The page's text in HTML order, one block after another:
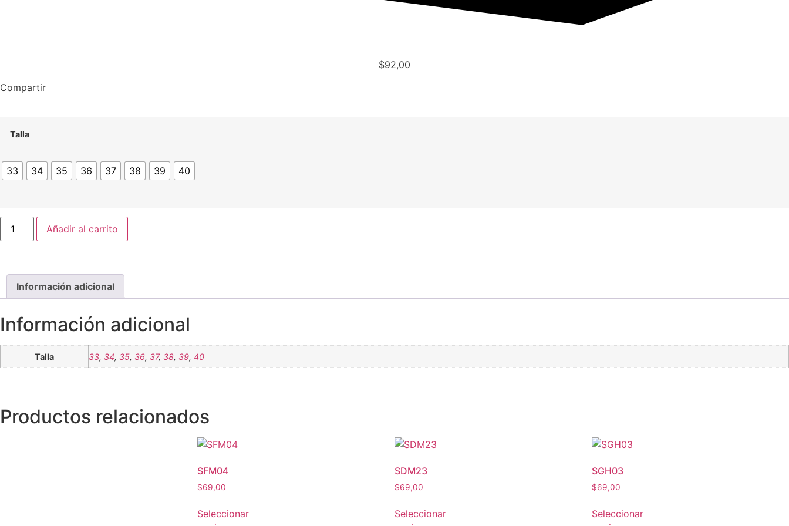
$92,00
Compartir
Talla
33 34 35 36 37 38 39 40
Añadir al carrito
Información adicional
Información adicional
Talla 33, 34, 35, 36, 37, 38, 39, 40
Productos relacionados
SFM04
$69,00
Seleccionar
SDM23
$69,00
Seleccionar
SGH03
$69,00
Seleccionar